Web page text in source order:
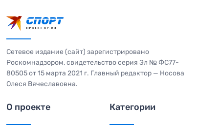
Сетевое издание (сайт) зарегистрировано
Роскомнадзором, свидетельство серия Эл № ФС77-
80505 от 15 марта 2021 г. Главный редактор — Носова
Олеся Вячеславовна.
О проекте Категории